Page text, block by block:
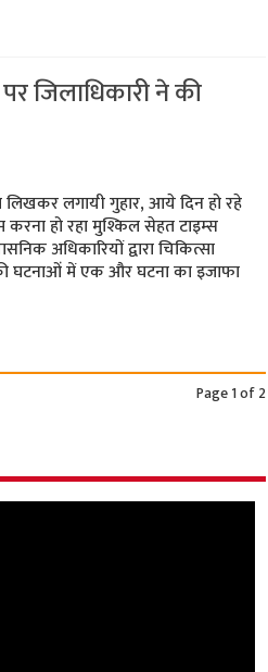
जिलाधिकारी ने की
लगायी गुहार, आये दिन हो रहे
हो रहा मुश्किल सेहत टाइम्‍स
अधिकारियों द्वारा चिकित्सा
की घटनाओं में एक और घटना का इजाफा
Page 1 of 2